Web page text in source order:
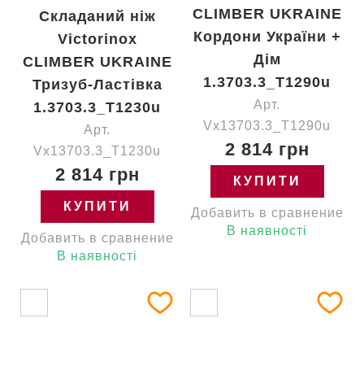
Складаний ніж
Victorinox
CLIMBER UKRAINE
Тризуб-Ластівка
1.3703.3_T1230u
Арт.
Vx13703.3_T1230u
2 814 грн
КУПИТИ
Добавить в сравнение
В наявності
CLIMBER UKRAINE
Кордони України +
Дім
1.3703.3_T1290u
Арт.
Vx13703.3_T1290u
2 814 грн
КУПИТИ
Добавить в сравнение
В наявності